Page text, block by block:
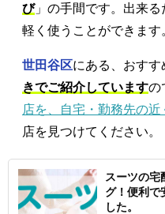
び」の手間です。出来る
軽く使うことができます
世田谷区にある、おす
きでご紹介していますの
店を、自宅・勤務先の近
店を見つけてください。
スーツの宅
グ！便利で
した。